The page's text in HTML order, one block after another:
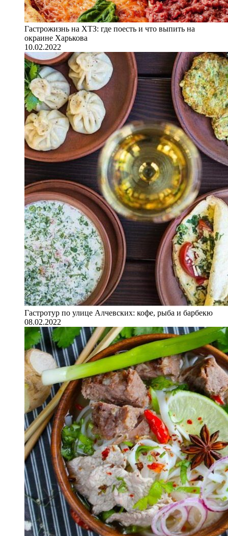
Гастрожизнь на ХТЗ: где поесть и что выпить на
окраине Харькова
10.02.2022
Гастротур по улице Алчевских: кофе, рыба и барбекю
08.02.2022